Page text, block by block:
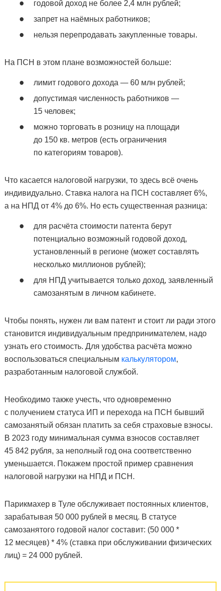
годовой доход не более 2,4 млн рублей;
запрет на наёмных работников;
нельзя перепродавать закупленные товары.
На ПСН в этом плане возможностей больше:
лимит годового дохода — 60 млн рублей;
допустимая численность работников —
15 человек;
можно торговать в розницу на площади
до 150 кв. метров (есть ограничения
по категориям товаров).
Что касается налоговой нагрузки, то здесь всё очень
индивидуально. Ставка налога на ПСН составляет 6%,
а на НПД от 4% до 6%. Но есть существенная разница:
для расчёта стоимости патента берут
потенциально возможный годовой доход,
установленный в регионе (может составлять
несколько миллионов рублей);
для НПД учитывается только доход, заявленный
самозанятым в личном кабинете.
Чтобы понять, нужен ли вам патент и стоит ли ради этого
становится индивидуальным предпринимателем, надо
узнать его стоимость. Для удобства расчёта можно
воспользоваться специальным калькулятором,
разработанным налоговой службой.
Необходимо также учесть, что одновременно
с получением статуса ИП и перехода на ПСН бывший
самозанятый обязан платить за себя страховые взносы.
В 2023 году минимальная сумма взносов составляет
45 842 рубля, за неполный год она соответственно
уменьшается. Покажем простой пример сравнения
налоговой нагрузки на НПД и ПСН.
Парикмахер в Туле обслуживает постоянных клиентов,
зарабатывая 50 000 рублей в месяц. В статусе
самозанятого годовой налог составит: (50 000 *
12 месяцев) * 4% (ставка при обслуживании физических
лиц) = 24 000 рублей.